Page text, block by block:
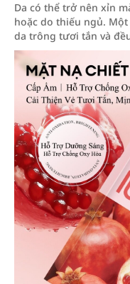
Da có thể trở nên xỉn
hoặc do thiếu ngủ.
da trông tươi tắn và